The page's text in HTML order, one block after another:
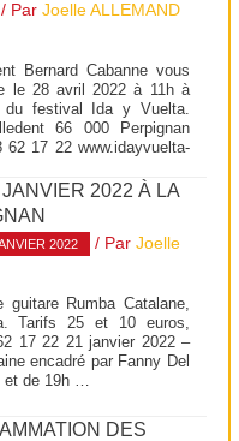
/ ParJoelle ALLEMAND
Bernard Cabanne vous
le 28 avril 2022 à 11h à
du festival Ida y Vuelta.
66 000 Perpignan
17 22 www.idayvuelta-
2022 À LA
2022 / ParJoelle
Rumba Catalane,
Tarifs 25 et 10 euros,
17 22 21 janvier 2022 –
encadré par Fanny Del
et de 19h …
DES